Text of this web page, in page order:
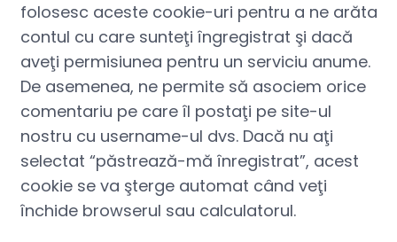
folosesc aceste cookie-uri pentru a ne arăta
contul cu care sunteţi îngregistrat şi dacă
aveţi permisiunea pentru un serviciu anume.
De asemenea, ne permite să asociem orice
comentariu pe care îl postaţi pe site-ul
nostru cu username-ul dvs. Dacă nu aţi
selectat “păstrează-mă înregistrat”, acest
cookie se va şterge automat când veţi
închide browserul sau calculatorul.